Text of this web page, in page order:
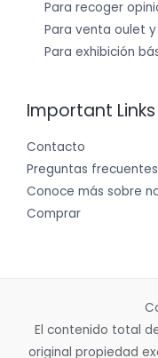
Para recoger
Para venta oulet
Para exhibición
Important Links
Contacto
Preguntas frecuentes
Conoce más sobre
Comprar
El contenido total
original propiedad